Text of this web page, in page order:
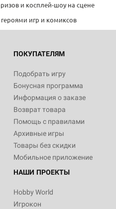
и косплей-шоу на сцене
игр и комиксов
ПОКУПАТЕЛЯМ
Подобрать игру
Бонусная программа
Информация о заказе
Возврат товара
Помощь с правилами
Архивные игры
Товары без скидки
Мобильное приложение
НАШИ ПРОЕКТЫ
Hobby World
Игрокон